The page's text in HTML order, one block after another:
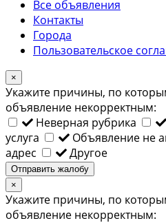
Все объявления
Контакты
Города
Пользовательское
×
Укажите причины, по
объявление некорректным:
Неверная рубрика
услуга
Объявление не
адрес
Другое
Отправить жалобу
×
Укажите причины, по
объявление некорректным: